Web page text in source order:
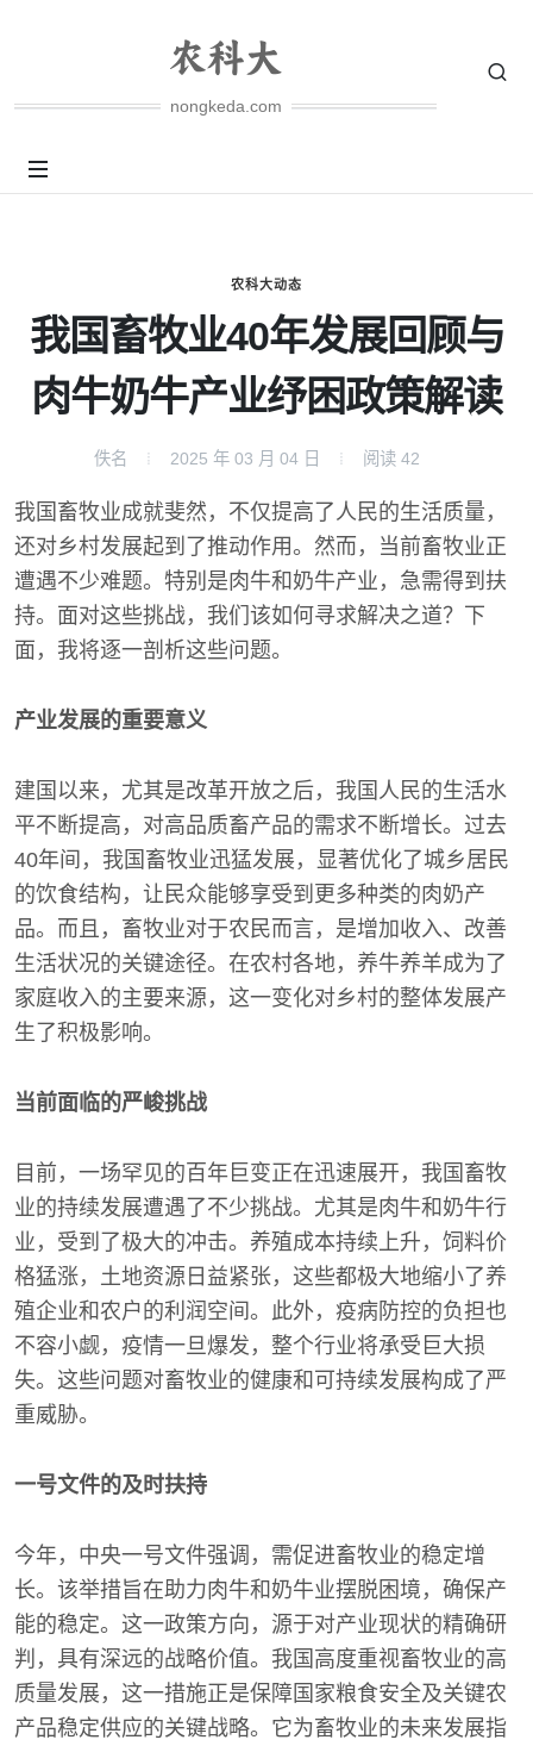
nongkeda.com
农科大动态
我国畜牧业40年发展回顾与
肉牛奶牛产业纾困政策解读
佚名 2025 年 03 月 04 日 阅读 42
我国畜牧业成就斐然，不仅提高了人民的生活质量，
还对乡村发展起到了推动作用。然而，当前畜牧业正
遭遇不少难题。特别是肉牛和奶牛产业，急需得到扶
持。面对这些挑战，我们该如何寻求解决之道？下
面，我将逐一剖析这些问题。
产业发展的重要意义
建国以来，尤其是改革开放之后，我国人民的生活水
平不断提高，对高品质畜产品的需求不断增长。过去
40年间，我国畜牧业迅猛发展，显著优化了城乡居民
的饮食结构，让民众能够享受到更多种类的肉奶产
品。而且，畜牧业对于农民而言，是增加收入、改善
生活状况的关键途径。在农村各地，养牛养羊成为了
家庭收入的主要来源，这一变化对乡村的整体发展产
生了积极影响。
当前面临的严峻挑战
目前，一场罕见的百年巨变正在迅速展开，我国畜牧
业的持续发展遭遇了不少挑战。尤其是肉牛和奶牛行
业，受到了极大的冲击。养殖成本持续上升，饲料价
格猛涨，土地资源日益紧张，这些都极大地缩小了养
殖企业和农户的利润空间。此外，疫病防控的负担也
不容小觑，疫情一旦爆发，整个行业将承受巨大损
失。这些问题对畜牧业的健康和可持续发展构成了严
重威胁。
一号文件的及时扶持
今年，中央一号文件强调，需促进畜牧业的稳定增
长。该举措旨在助力肉牛和奶牛业摆脱困境，确保产
能的稳定。这一政策方向，源于对产业现状的精确研
判，具有深远的战略价值。我国高度重视畜牧业的高
质量发展，这一措施正是保障国家粮食安全及关键农
产品稳定供应的关键战略。它为畜牧业的未来发展指